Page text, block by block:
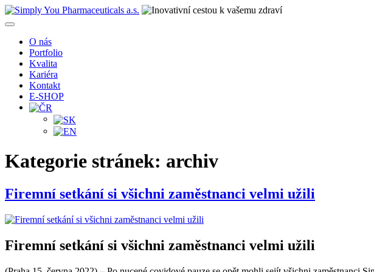
Přejít
k
webu
O nás
Portfolio
Kvalita
Kariéra
Kontakt
E-SHOP
Kategorie stránek: archiv
Firemní setkání si všichni zaměstnanci velmi užili
Firemní setkání si všichni zaměstnanci velmi užili